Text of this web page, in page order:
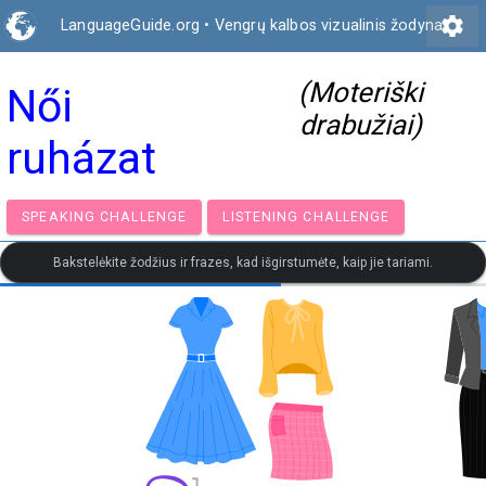
LanguageGuide.org • Vengrų kalbos vizualinis žodynassettings
Női
ruházat
(Moteriški
drabužiai)
SPEAKING CHALLENGE LISTENING CHALLENGE
Bakstelėkite žodžius ir frazes, kad išgirstumėte, kaip jie tariami.